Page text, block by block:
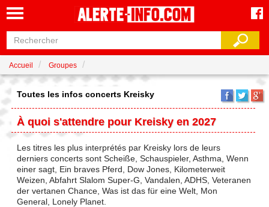
Accueil Groupes
Toutes les infos concerts Kreisky
À quoi s'attendre pour Kreisky en 2027
Les titres les plus interprétés par Kreisky lors de leurs
derniers concerts sont Scheiße, Schauspieler, Asthma, Wenn
einer sagt, Ein braves Pferd, Dow Jones, Kilometerweit
Weizen, Abfahrt Slalom Super-G, Vandalen, ADHS, Veteranen
der vertanen Chance, Was ist das für eine Welt, Mon
General, Lonely Planet.